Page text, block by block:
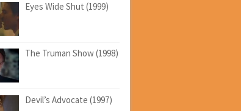
Eyes Wide Shut (1999)
The Truman Show (1998)
Devil’s Advocate (1997)